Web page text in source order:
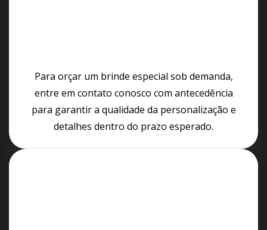
Para orçar um brinde especial sob demanda,
entre em contato conosco com antecedência
para garantir a qualidade da personalização e
detalhes dentro do prazo esperado.